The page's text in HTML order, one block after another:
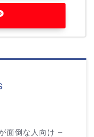
面倒な人向け –